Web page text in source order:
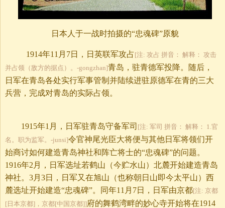
日本人于一战时拍摄的“忠魂碑”原貌
1914年11月7日，日英联军攻占[注: 攻占 拼音： 解释： 攻击
并占领（敌方的据点）。-gongzhan]青岛，驻青德军投降。随后，
日军在青岛各处实行军事管制并陆续进驻原德军在青的三大
兵营，完成对青岛的实际占领。
1915年1月，日军驻青岛守备军司 [注: 军司 拼音： 解释： 1.官
名。职为监军。-junsi]令官神尾光臣大将便与其他日军将领们开
始商讨如何建造青岛神社和阵亡将士的“忠魂碑”的问题。
1916年2月，日军选址若鹤山（今贮水山）北麓开始建造青岛
神社。3月3日，日军又在旭山（也称朝日山即今太平山）西
麓选址开始建造“忠魂碑”。同年11月7日，日军由京都[注: 京都
[日本京都]，京都[中国京都]]府的舞鹤湾畔的妙心寺开始将在1914